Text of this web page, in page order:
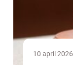
10 april 2026